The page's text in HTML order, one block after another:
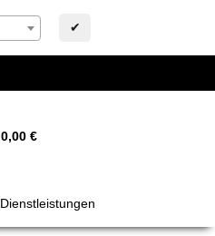
✔
0,00 €
Dienstleistungen